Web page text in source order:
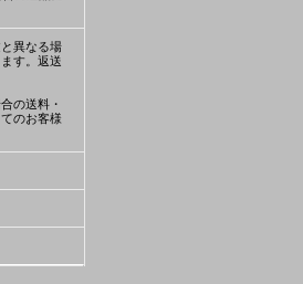
異なる場
す。返送
の送料・
のお客様